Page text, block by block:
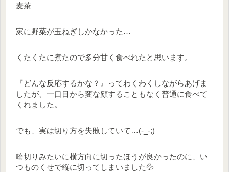
麦茶
家に野菜が玉ねぎしかなかった…
くたくたに煮たので多分甘く食べれたと思います。
『どんな反応するかな？』ってわくわくしながらあげま
したが、一口目から変な顔することもなく普通に食べて
くれました。
でも、実は切り方を失敗していて…(-_-;)
輪切りみたいに横方向に切ったほうが良かったのに、い
つものくせで縦に切ってしまいました💦